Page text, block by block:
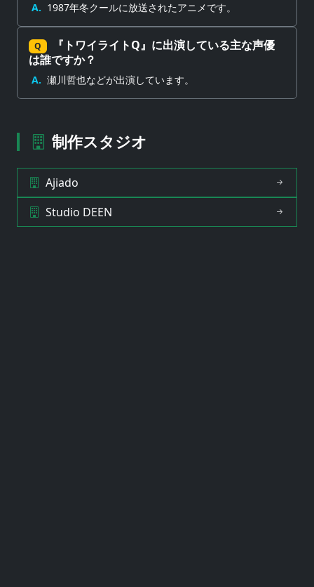
A. 1987年冬クールに放送されたアニメです。
Q
『トワイライトQ』に出演している主な声優
は誰ですか？
A. 瀬川哲也などが出演しています。
制作スタジオ
Ajiado
Studio DEEN